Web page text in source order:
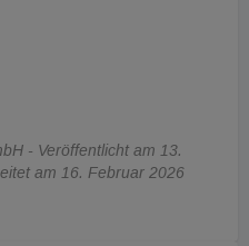
- Veröffentlicht am 13.
am 16. Februar 2026